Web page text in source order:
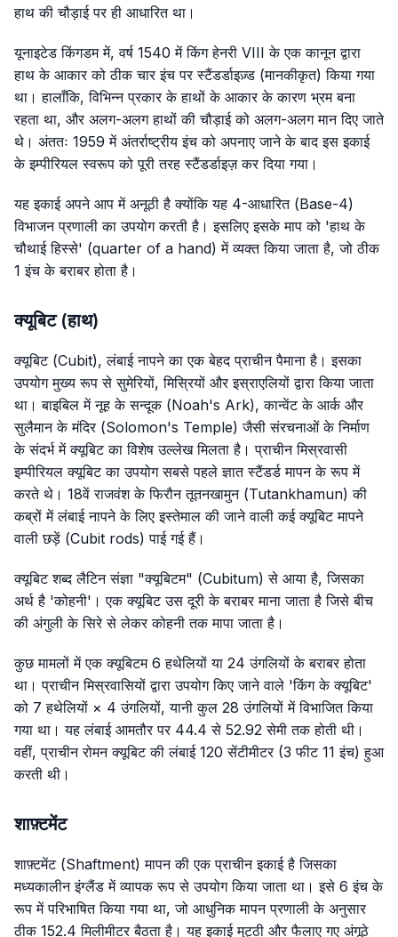
हाथ की चौड़ाई पर ही आधारित था।
यूनाइटेड किंगडम में, वर्ष 1540 में किंग हेनरी VIII के एक कानून द्वारा
हाथ के आकार को ठीक चार इंच पर स्टैंडर्डाइज़्ड (मानकीकृत) किया गया
था। हालाँकि, विभिन्न प्रकार के हाथों के आकार के कारण भ्रम बना
रहता था, और अलग-अलग हाथों की चौड़ाई को अलग-अलग मान दिए जाते
थे। अंततः 1959 में अंतर्राष्ट्रीय इंच को अपनाए जाने के बाद इस इकाई
के इम्पीरियल स्वरूप को पूरी तरह स्टैंडर्डाइज़ कर दिया गया।
यह इकाई अपने आप में अनूठी है क्योंकि यह 4-आधारित (Base-4)
विभाजन प्रणाली का उपयोग करती है। इसलिए इसके माप को 'हाथ के
चौथाई हिस्से' (quarter of a hand) में व्यक्त किया जाता है, जो ठीक
1 इंच के बराबर होता है।
क्यूबिट (हाथ)
क्यूबिट (Cubit), लंबाई नापने का एक बेहद प्राचीन पैमाना है। इसका
उपयोग मुख्य रूप से सुमेरियों, मिस्रियों और इस्राएलियों द्वारा किया जाता
था। बाइबिल में नूह के सन्दूक (Noah's Ark), कान्वेंट के आर्क और
सुलैमान के मंदिर (Solomon's Temple) जैसी संरचनाओं के निर्माण
के संदर्भ में क्यूबिट का विशेष उल्लेख मिलता है। प्राचीन मिस्रवासी
इम्पीरियल क्यूबिट का उपयोग सबसे पहले ज्ञात स्टैंडर्ड मापन के रूप में
करते थे। 18वें राजवंश के फिरौन तूतनखामुन (Tutankhamun) की
कब्रों में लंबाई नापने के लिए इस्तेमाल की जाने वाली कई क्यूबिट मापने
वाली छड़ें (Cubit rods) पाई गई हैं।
क्यूबिट शब्द लैटिन संज्ञा "क्यूबिटम" (Cubitum) से आया है, जिसका
अर्थ है 'कोहनी'। एक क्यूबिट उस दूरी के बराबर माना जाता है जिसे बीच
की अंगुली के सिरे से लेकर कोहनी तक मापा जाता है।
कुछ मामलों में एक क्यूबिटम 6 हथेलियों या 24 उंगलियों के बराबर होता
था। प्राचीन मिस्रवासियों द्वारा उपयोग किए जाने वाले 'किंग के क्यूबिट'
को 7 हथेलियों × 4 उंगलियों, यानी कुल 28 उंगलियों में विभाजित किया
गया था। यह लंबाई आमतौर पर 44.4 से 52.92 सेमी तक होती थी।
वहीं, प्राचीन रोमन क्यूबिट की लंबाई 120 सेंटीमीटर (3 फीट 11 इंच) हुआ
करती थी।
शाफ़्टमेंट
शाफ़्टमेंट (Shaftment) मापन की एक प्राचीन इकाई है जिसका
मध्यकालीन इंग्लैंड में व्यापक रूप से उपयोग किया जाता था। इसे 6 इंच के
रूप में परिभाषित किया गया था, जो आधुनिक मापन प्रणाली के अनुसार
ठीक 152.4 मिलीमीटर बैठता है। यह इकाई मुट्ठी और फैलाए गए अंगूठे